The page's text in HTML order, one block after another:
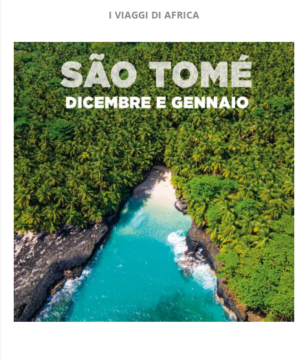
I VIAGGI DI AFRICA